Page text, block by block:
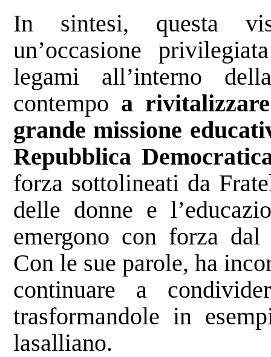
In sintesi, questa
un’occasione
legami all’interno
contempo a
grande missione
Repubblica
forza sottolineati da
delle donne e
emergono con forza dal
Con le sue parole, ha
continuare a
trasformandole in
lasalliano.